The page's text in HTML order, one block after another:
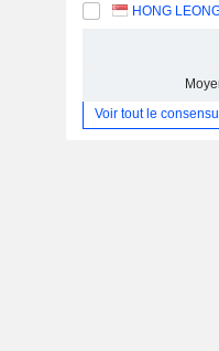
HONG
Voir tout le